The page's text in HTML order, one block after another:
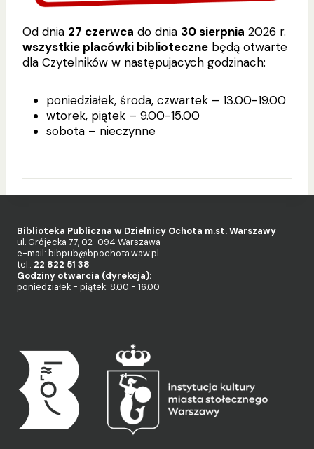
Od dnia 27 czerwca do dnia 30 sierpnia 2026 r.
wszystkie placówki biblioteczne będą otwarte
dla Czytelników w następujacych godzinach:
poniedziałek, środa, czwartek – 13.00-19.00
wtorek, piątek – 9.00-15.00
sobota – nieczynne
Biblioteka Publiczna w Dzielnicy Ochota m.st. Warszawy
ul. Grójecka 77, 02-094 Warszawa
e-mail: bibpub@bpochota.waw.pl
tel.: 22 822 51 38
Godziny otwarcia (dyrekcja):
poniedziałek - piątek: 8.00 - 16.00